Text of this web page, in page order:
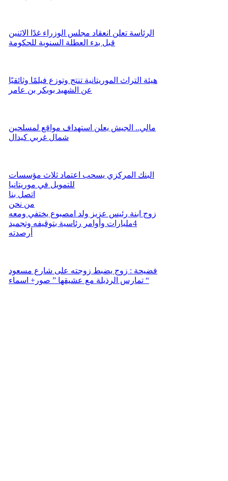
الرئاسة تعلن انعقاد مجلس الوزراء غدًا الاثنين
قبل بدء العطلة السنوية للحكومة
هيئة التراث الموريتانية تنتج وتوزع فيلمًا وثائقيًا
عن الشهيد بوبكر بن عامر
مالي.. الجيش يعلن استهداف مواقع لمسلحين
شمال غربي كيدال
البنك المركزي يسحب اعتماد ثلاث مؤسسات
للتمويل في موريتانيا
اتصل بنا
من نحن
زوج ابنة رئيس عزيز ولد امصبوع يختفي ومعه
4مليارات وأوامر رئاسية بتوقيفه وتجميد
أرصدته
فضيحة : زوج يضبط زوجته على شارع مسعود
تمارس الرذيلة مع عشيقها ” صور+ اسماء “